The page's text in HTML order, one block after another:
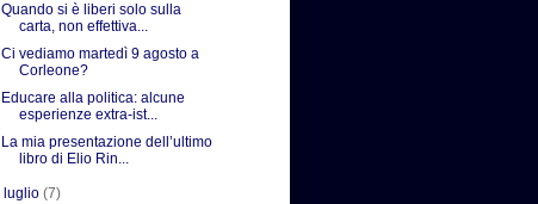
Quando si è liberi solo sulla
carta, non effettiva...
Ci vediamo martedì 9 agosto a
Corleone?
Educare alla politica: alcune
esperienze extra-ist...
La mia presentazione dell’ultimo
libro di Elio Rin...
luglio(7)